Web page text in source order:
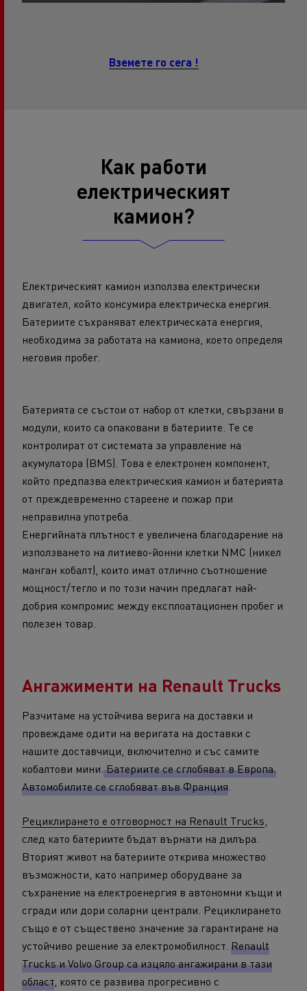
Вземете го сега !
Как работи
електрическият
камион?
Електрическият камион използва електрически
двигател, който консумира електрическа енергия.
Батериите съхраняват електрическата енергия,
необходима за работата на камиона, което определя
неговия пробег.
Батерията се състои от набор от клетки, свързани в
модули, които са опаковани в батериите. Те се
контролират от системата за управление на
акумулатора (BMS). Това е електронен компонент,
който предпазва електрическия камион и батерията
от преждевременно стареене и пожар при
неправилна употреба.
Енергийната плътност е увеличена благодарение на
използването на литиево-йонни клетки NMC (никел
манган кобалт), които имат отлично съотношение
мощност/тегло и по този начин предлагат най-
добрия компромис между експлоатационен пробег и
полезен товар.
Ангажименти на Renault Trucks
Разчитаме на устойчива верига на доставки и
провеждаме одити на веригата на доставки с
нашите доставчици, включително и със самите
кобалтови мини.Батериите се сглобяват в Европа.
Автомобилите се сглобяват във Франция.
Рециклирането е отговорност на Renault Trucks,
след като батериите бъдат върнати на дилъра.
Вторият живот на батериите открива множество
възможности, като например оборудване за
съхранение на електроенергия в автономни къщи и
сгради или дори соларни централи. Рециклирането
също е от съществено значение за гарантиране на
устойчиво решение за електромобилност. Renault
Trucks и Volvo Group са изцяло ангажирани в тази
област, която се развива прогресивно с